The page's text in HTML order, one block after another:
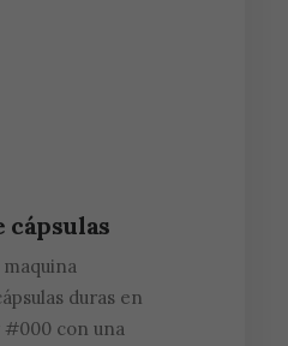
cápsulas
duras en
con una